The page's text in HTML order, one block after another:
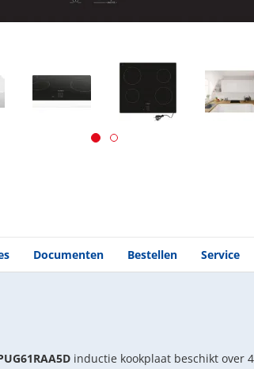
Documenten Bestellen Service
inductie kookplaat beschikt over